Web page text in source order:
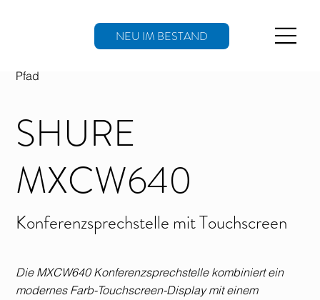
NEU IM BESTAND
SHURE
MXCW640
Konferenzsprechstelle mit Touchscreen
Die MXCW640 Konferenzsprechstelle kombiniert ein
modernes Farb-Touchscreen-Display mit einem
Pfad